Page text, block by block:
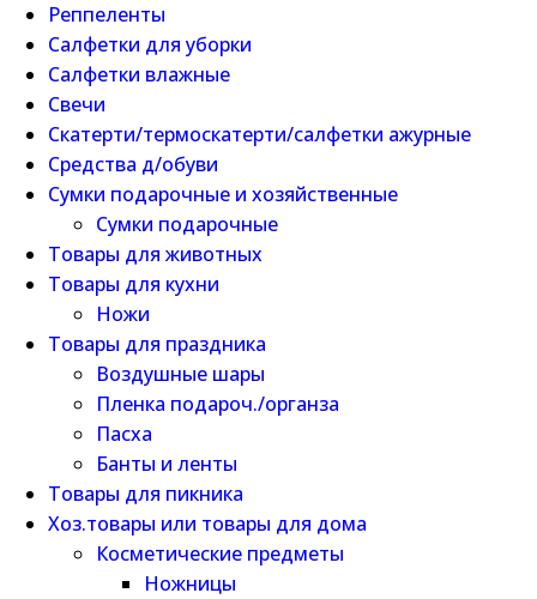
Реппеленты
Салфетки для уборки
Салфетки влажные
Свечи
Скатерти/термоскатерти/салфетки ажурные
Средства д/обуви
Сумки подарочные и хозяйственные
Сумки подарочные
Товары для животных
Товары для кухни
Ножи
Товары для праздника
Воздушные шары
Пленка подароч./органза
Пасха
Банты и ленты
Товары для пикника
Хоз.товары или товары для дома
Косметические предметы
Ножницы